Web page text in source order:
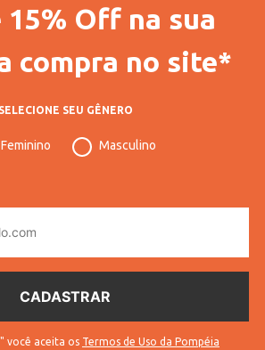
15% Off na sua
compra no site*
SELECIONE SEU GÊNERO
Feminino Masculino
você aceita os Termos de Uso da Pompéia